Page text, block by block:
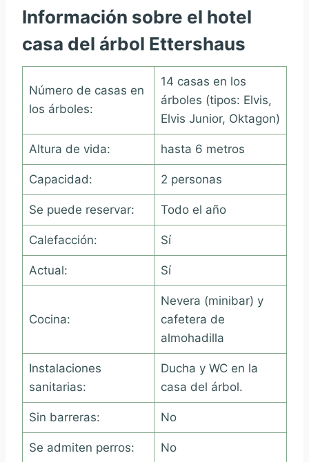
Información sobre el hotel
casa del árbol Ettershaus
Número de casas en
los árboles:
14 casas en los
árboles (tipos: Elvis,
Elvis Junior, Oktagon)
Altura de vida: hasta 6 metros
Capacidad: 2 personas
Se puede reservar: Todo el año
Calefacción: Sí
Actual: Sí
Cocina:
Nevera (minibar) y
cafetera de
almohadilla
Instalaciones
sanitarias:
Ducha y WC en la
casa del árbol.
Sin barreras: No
Se admiten perros: No